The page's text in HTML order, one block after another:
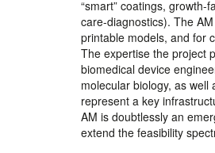
“smart” coatings,
care-diagnostics). The
printable models, and for
The expertise the project
biomedical device
molecular biology, as
represent a key
AM is doubtlessly an
extend the feasibility